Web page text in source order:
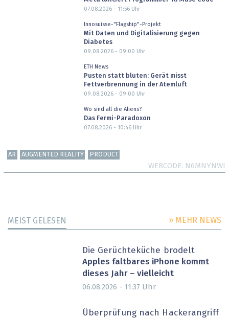
07.08.2026 - 11:56Uhr
Innosuisse-"Flagship"-Projekt
Mit Daten und Digitalisierung gegen
Diabetes
09.08.2026 - 09:00 Uhr
ETH News
Pusten statt bluten: Gerät misst
Fettverbrennung in der Atemluft
09.08.2026 - 09:00 Uhr
Wo sind all die Aliens?
Das Fermi-Paradoxon
07.08.2026 - 10:46Uhr
AR AUGMENTED REALITY PRODUCT
WEBCODE N6MNYNWI
MEIST GELESEN » MEHR NEWS
Die Gerüchteküche brodelt
Apples faltbares iPhone kommt
dieses Jahr – vielleicht
06.08.2026 - 11:37 Uhr
Überprüfung nach Hackerangriff